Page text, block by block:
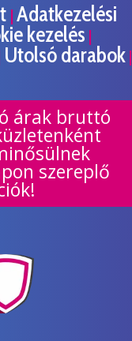
| Adatkezelési
kezelés |
Utolsó darabok|
árak bruttó
szereplő